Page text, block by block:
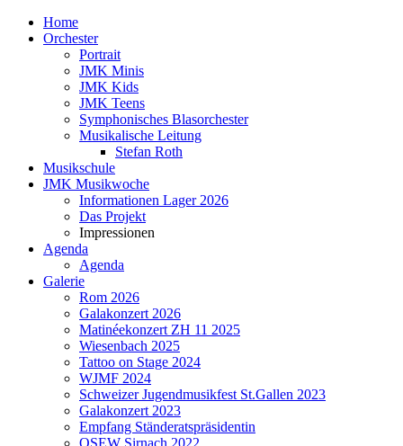
Home
Orchester
Portrait
JMK Minis
JMK Kids
JMK Teens
Symphonisches Blasorchester
Musikalische Leitung
Stefan Roth
Musikschule
JMK Musikwoche
Informationen Lager 2026
Das Projekt
Impressionen
Agenda
Agenda
Galerie
Rom 2026
Galakonzert 2026
Matinéekonzert ZH 11 2025
Wiesenbach 2025
Tattoo on Stage 2024
WJMF 2024
Schweizer Jugendmusikfest St.Gallen 2023
Galakonzert 2023
Empfang Ständeratspräsidentin
OSEW Sirnach 2022